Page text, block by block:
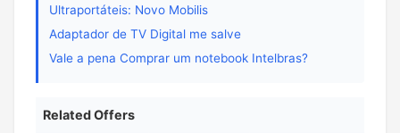
Ultraportáteis: Novo Mobilis
Adaptador de TV Digital me salve
Vale a pena Comprar um notebook Intelbras?
Related Offers